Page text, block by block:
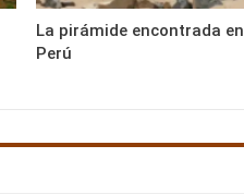
La pirámide encontrada en
Perú